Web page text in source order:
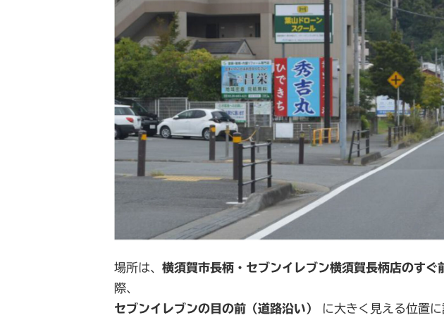
場所は、 横須賀市長柄・セブンイレブン横須賀長柄店のすぐ
際、
セブンイレブンの目の前（道路沿い）
に大きく見える位置に